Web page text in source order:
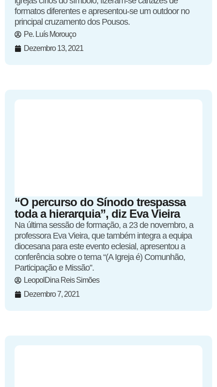
formatos diferentes e apresentou-se um outdoor no
principal cruzamento dos Pousos.
Pe. Luís Morouço
Dezembro 13, 2021
“O percurso do Sínodo trespassa
toda a hierarquia”, diz Eva Vieira
Na última sessão de formação, a 23 de novembro, a
professora Eva Vieira, que também integra a equipa
diocesana para este evento eclesial, apresentou a
conferência sobre o tema “(A Igreja é) Comunhão,
Participação e Missão”.
LeopolDina Reis Simões
Dezembro 7, 2021